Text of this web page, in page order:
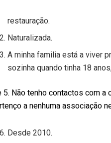
restauração.
Naturalizada.
A minha familia está a viver
sozinha quando tinha 18
5. Não tenho contactos com
a nenhuma associação
Desde 2010.